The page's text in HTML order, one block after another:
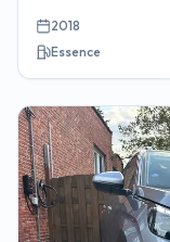
2018
Essence